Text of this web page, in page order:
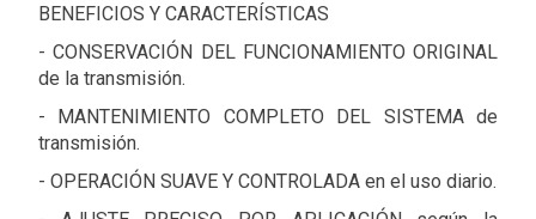
BENEFICIOS Y CARACTERÍSTICAS
- CONSERVACIÓN DEL FUNCIONAMIENTO ORIGINAL
de la transmisión.
- MANTENIMIENTO COMPLETO DEL SISTEMA de
transmisión.
- OPERACIÓN SUAVE Y CONTROLADA en el uso diario.